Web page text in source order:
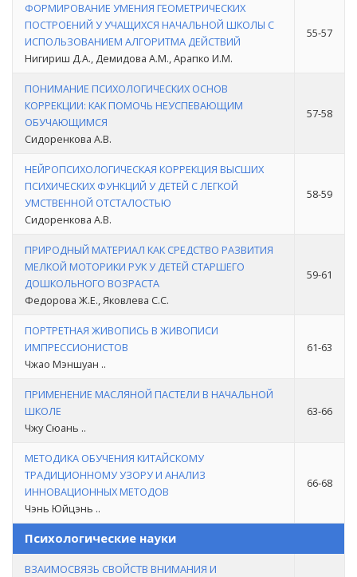
ФОРМИРОВАНИЕ УМЕНИЯ ГЕОМЕТРИЧЕСКИХ
ПОСТРОЕНИЙ У УЧАЩИХСЯ НАЧАЛЬНОЙ ШКОЛЫ С
ИСПОЛЬЗОВАНИЕМ АЛГОРИТМА ДЕЙСТВИЙ
Нигириш Д.А., Демидова А.М., Арапко И.М.
55-57
ПОНИМАНИЕ ПСИХОЛОГИЧЕСКИХ ОСНОВ
КОРРЕКЦИИ: КАК ПОМОЧЬ НЕУСПЕВАЮЩИМ
ОБУЧАЮЩИМСЯ
Сидоренкова А.В.
57-58
НЕЙРОПСИХОЛОГИЧЕСКАЯ КОРРЕКЦИЯ ВЫСШИХ
ПСИХИЧЕСКИХ ФУНКЦИЙ У ДЕТЕЙ С ЛЕГКОЙ
УМСТВЕННОЙ ОТСТАЛОСТЬЮ
Сидоренкова А.В.
58-59
ПРИРОДНЫЙ МАТЕРИАЛ КАК СРЕДСТВО РАЗВИТИЯ
МЕЛКОЙ МОТОРИКИ РУК У ДЕТЕЙ СТАРШЕГО
ДОШКОЛЬНОГО ВОЗРАСТА
Федорова Ж.Е., Яковлева С.С.
59-61
ПОРТРЕТНАЯ ЖИВОПИСЬ В ЖИВОПИСИ
ИМПРЕССИОНИСТОВ
Чжао Мэншуан ..
61-63
ПРИМЕНЕНИЕ МАСЛЯНОЙ ПАСТЕЛИ В НАЧАЛЬНОЙ
ШКОЛЕ
Чжу Сюань ..
63-66
МЕТОДИКА ОБУЧЕНИЯ КИТАЙСКОМУ
ТРАДИЦИОННОМУ УЗОРУ И АНАЛИЗ
ИННОВАЦИОННЫХ МЕТОДОВ
Чэнь Юйцэнь ..
66-68
Психологические науки
ВЗАИМОСВЯЗЬ СВОЙСТВ ВНИМАНИЯ И